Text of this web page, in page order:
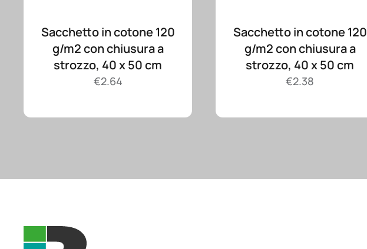
Sacchetto in cotone 120
g/m2 con chiusura a
strozzo, 40 x 50 cm
€2.64
Sacchetto in cotone 120
g/m2 con chiusura a
strozzo, 40 x 50 cm
€2.38